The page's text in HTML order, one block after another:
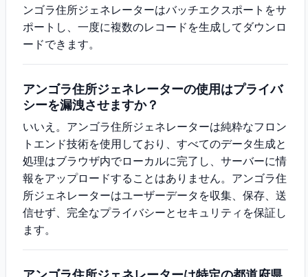
ンゴラ住所ジェネレーターはバッチエクスポートをサ
ポートし、一度に複数のレコードを生成してダウンロ
ードできます。
アンゴラ住所ジェネレーターの使用はプライバ
シーを漏洩させますか？
いいえ。アンゴラ住所ジェネレーターは純粋なフロン
トエンド技術を使用しており、すべてのデータ生成と
処理はブラウザ内でローカルに完了し、サーバーに情
報をアップロードすることはありません。アンゴラ住
所ジェネレーターはユーザーデータを収集、保存、送
信せず、完全なプライバシーとセキュリティを保証し
ます。